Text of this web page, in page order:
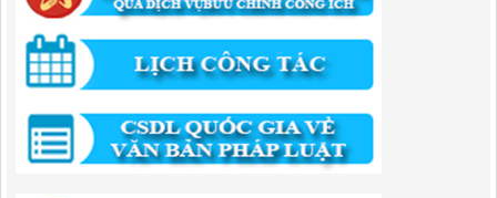
Lượt xem:515 | lượt tải:318
55/QĐ-BQLKKT
QUYẾT ĐỊNH Công khai điều chỉnh, bổ sung Kế hoạch vốn đầu tư
công năm 2025
Lượt xem:823 | lượt tải:422
294/QĐ-UBND
QUYẾT ĐỊNH Về việc phê duyệt quy trình nội bộ giải quyết thủ tục